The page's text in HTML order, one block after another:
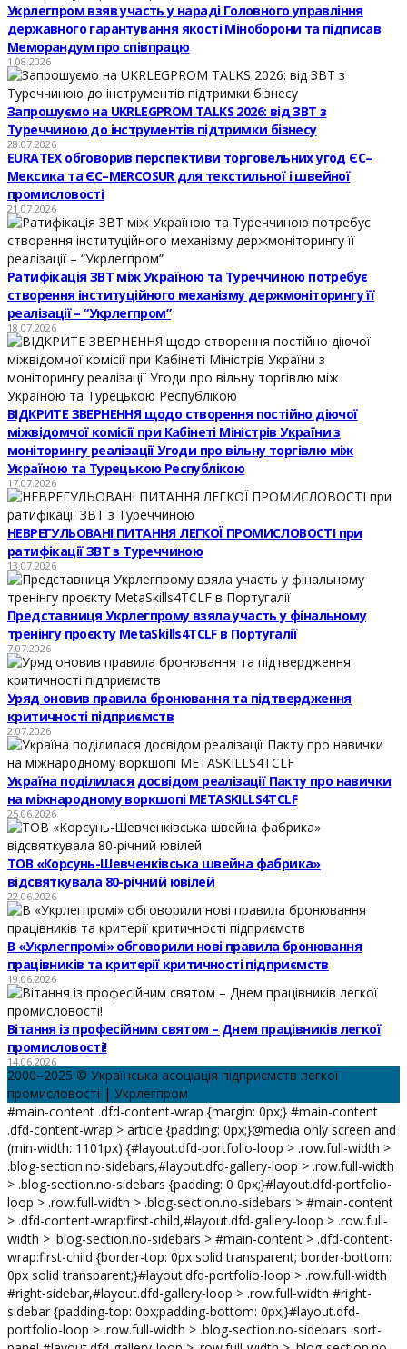
Укрлегпром взяв участь у нараді Головного управління
державного гарантування якості Міноборони та підписав
Меморандум про співпрацю
1.08.2026
Запрошуємо на UKRLEGPROM TALKS 2026: від ЗВТ з
Туреччиною до інструментів підтримки бізнесу
28.07.2026
EURATEX обговорив перспективи торговельних угод ЄС–
Мексика та ЄС–MERCOSUR для текстильної і швейної
промисловості
21.07.2026
Ратифікація ЗВТ між Україною та Туреччиною потребує
створення інституційного механізму держмоніторингу її
реалізації – “Укрлегпром”
18.07.2026
ВІДКРИТЕ ЗВЕРНЕННЯ щодо створення постійно діючої
міжвідомчої комісії при Кабінеті Міністрів України з
моніторингу реалізації Угоди про вільну торгівлю між
Україною та Турецькою Республікою
17.07.2026
НЕВРЕГУЛЬОВАНІ ПИТАННЯ ЛЕГКОЇ ПРОМИСЛОВОСТІ при
ратифікації ЗВТ з Туреччиною
13.07.2026
Представниця Укрлегпрому взяла участь у фінальному
тренінгу проєкту MetaSkills4TCLF в Португалії
7.07.2026
Уряд оновив правила бронювання та підтвердження
критичності підприємств
2.07.2026
Україна поділилася досвідом реалізації Пакту про навички
на міжнародному воркшопі METASKILLS4TCLF
25.06.2026
ТОВ «Корсунь-Шевченківська швейна фабрика»
відсвяткувала 80-річний ювілей
22.06.2026
В «Укрлегпромі» обговорили нові правила бронювання
працівників та критерії критичності підприємств
19.06.2026
Вітання із професійним святом – Днем працівників легкої
промисловості!
14.06.2026
2000–2025 © Українська асоціація підприємств легкої
промисловості | Укрлегпром
#main-content .dfd-content-wrap {margin: 0px;} #main-content
.dfd-content-wrap > article {padding: 0px;}@media only screen and
(min-width: 1101px) {#layout.dfd-portfolio-loop > .row.full-width >
.blog-section.no-sidebars,#layout.dfd-gallery-loop > .row.full-width
> .blog-section.no-sidebars {padding: 0 0px;}#layout.dfd-portfolio-
loop > .row.full-width > .blog-section.no-sidebars > #main-content
> .dfd-content-wrap:first-child,#layout.dfd-gallery-loop > .row.full-
width > .blog-section.no-sidebars > #main-content > .dfd-content-
wrap:first-child {border-top: 0px solid transparent; border-bottom:
0px solid transparent;}#layout.dfd-portfolio-loop > .row.full-width
#right-sidebar,#layout.dfd-gallery-loop > .row.full-width #right-
sidebar {padding-top: 0px;padding-bottom: 0px;}#layout.dfd-
portfolio-loop > .row.full-width > .blog-section.no-sidebars .sort-